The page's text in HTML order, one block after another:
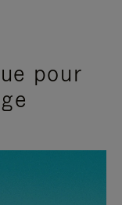
pour